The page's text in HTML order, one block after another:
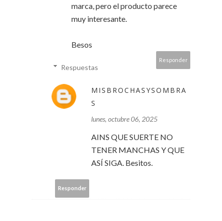
marca, pero el producto parece
muy interesante.
Besos
Responder
Respuestas
MISBROCHASYSOMBRA
S
lunes, octubre 06, 2025
AINS QUE SUERTE NO
TENER MANCHAS Y QUE
ASÍ SIGA. Besitos.
Responder